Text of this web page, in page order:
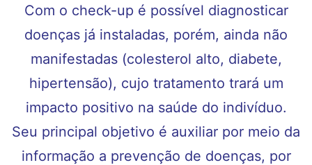
Com o check-up é possível diagnosticar
doenças já instaladas, porém, ainda não
manifestadas (colesterol alto, diabete,
hipertensão), cujo tratamento trará um
impacto positivo na saúde do indivíduo.
Seu principal objetivo é auxiliar por meio da
informação a prevenção de doenças, por